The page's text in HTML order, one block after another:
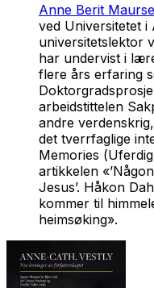
Anne Berit
ved Universitetet
universitetslektor
har undervist i
flere års erfaring
arbeidstittelen
andre verdenskrig
det tverrfaglige
Memories (
artikkelen
Jesus’. Håkon
kommer til
heimsøking».